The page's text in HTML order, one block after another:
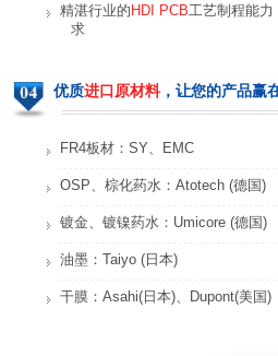
精湛行业的 HDI PCB工艺制程能力
求
优质进口原材料，让您的产品赢
FR4板材：SY、EMC
OSP、棕化药水：Atotech (德国)
镀金、镀镍药水：Umicore (德国)
油墨：Taiyo (日本)
干膜：Asahi(日本)、Dupont(美国)